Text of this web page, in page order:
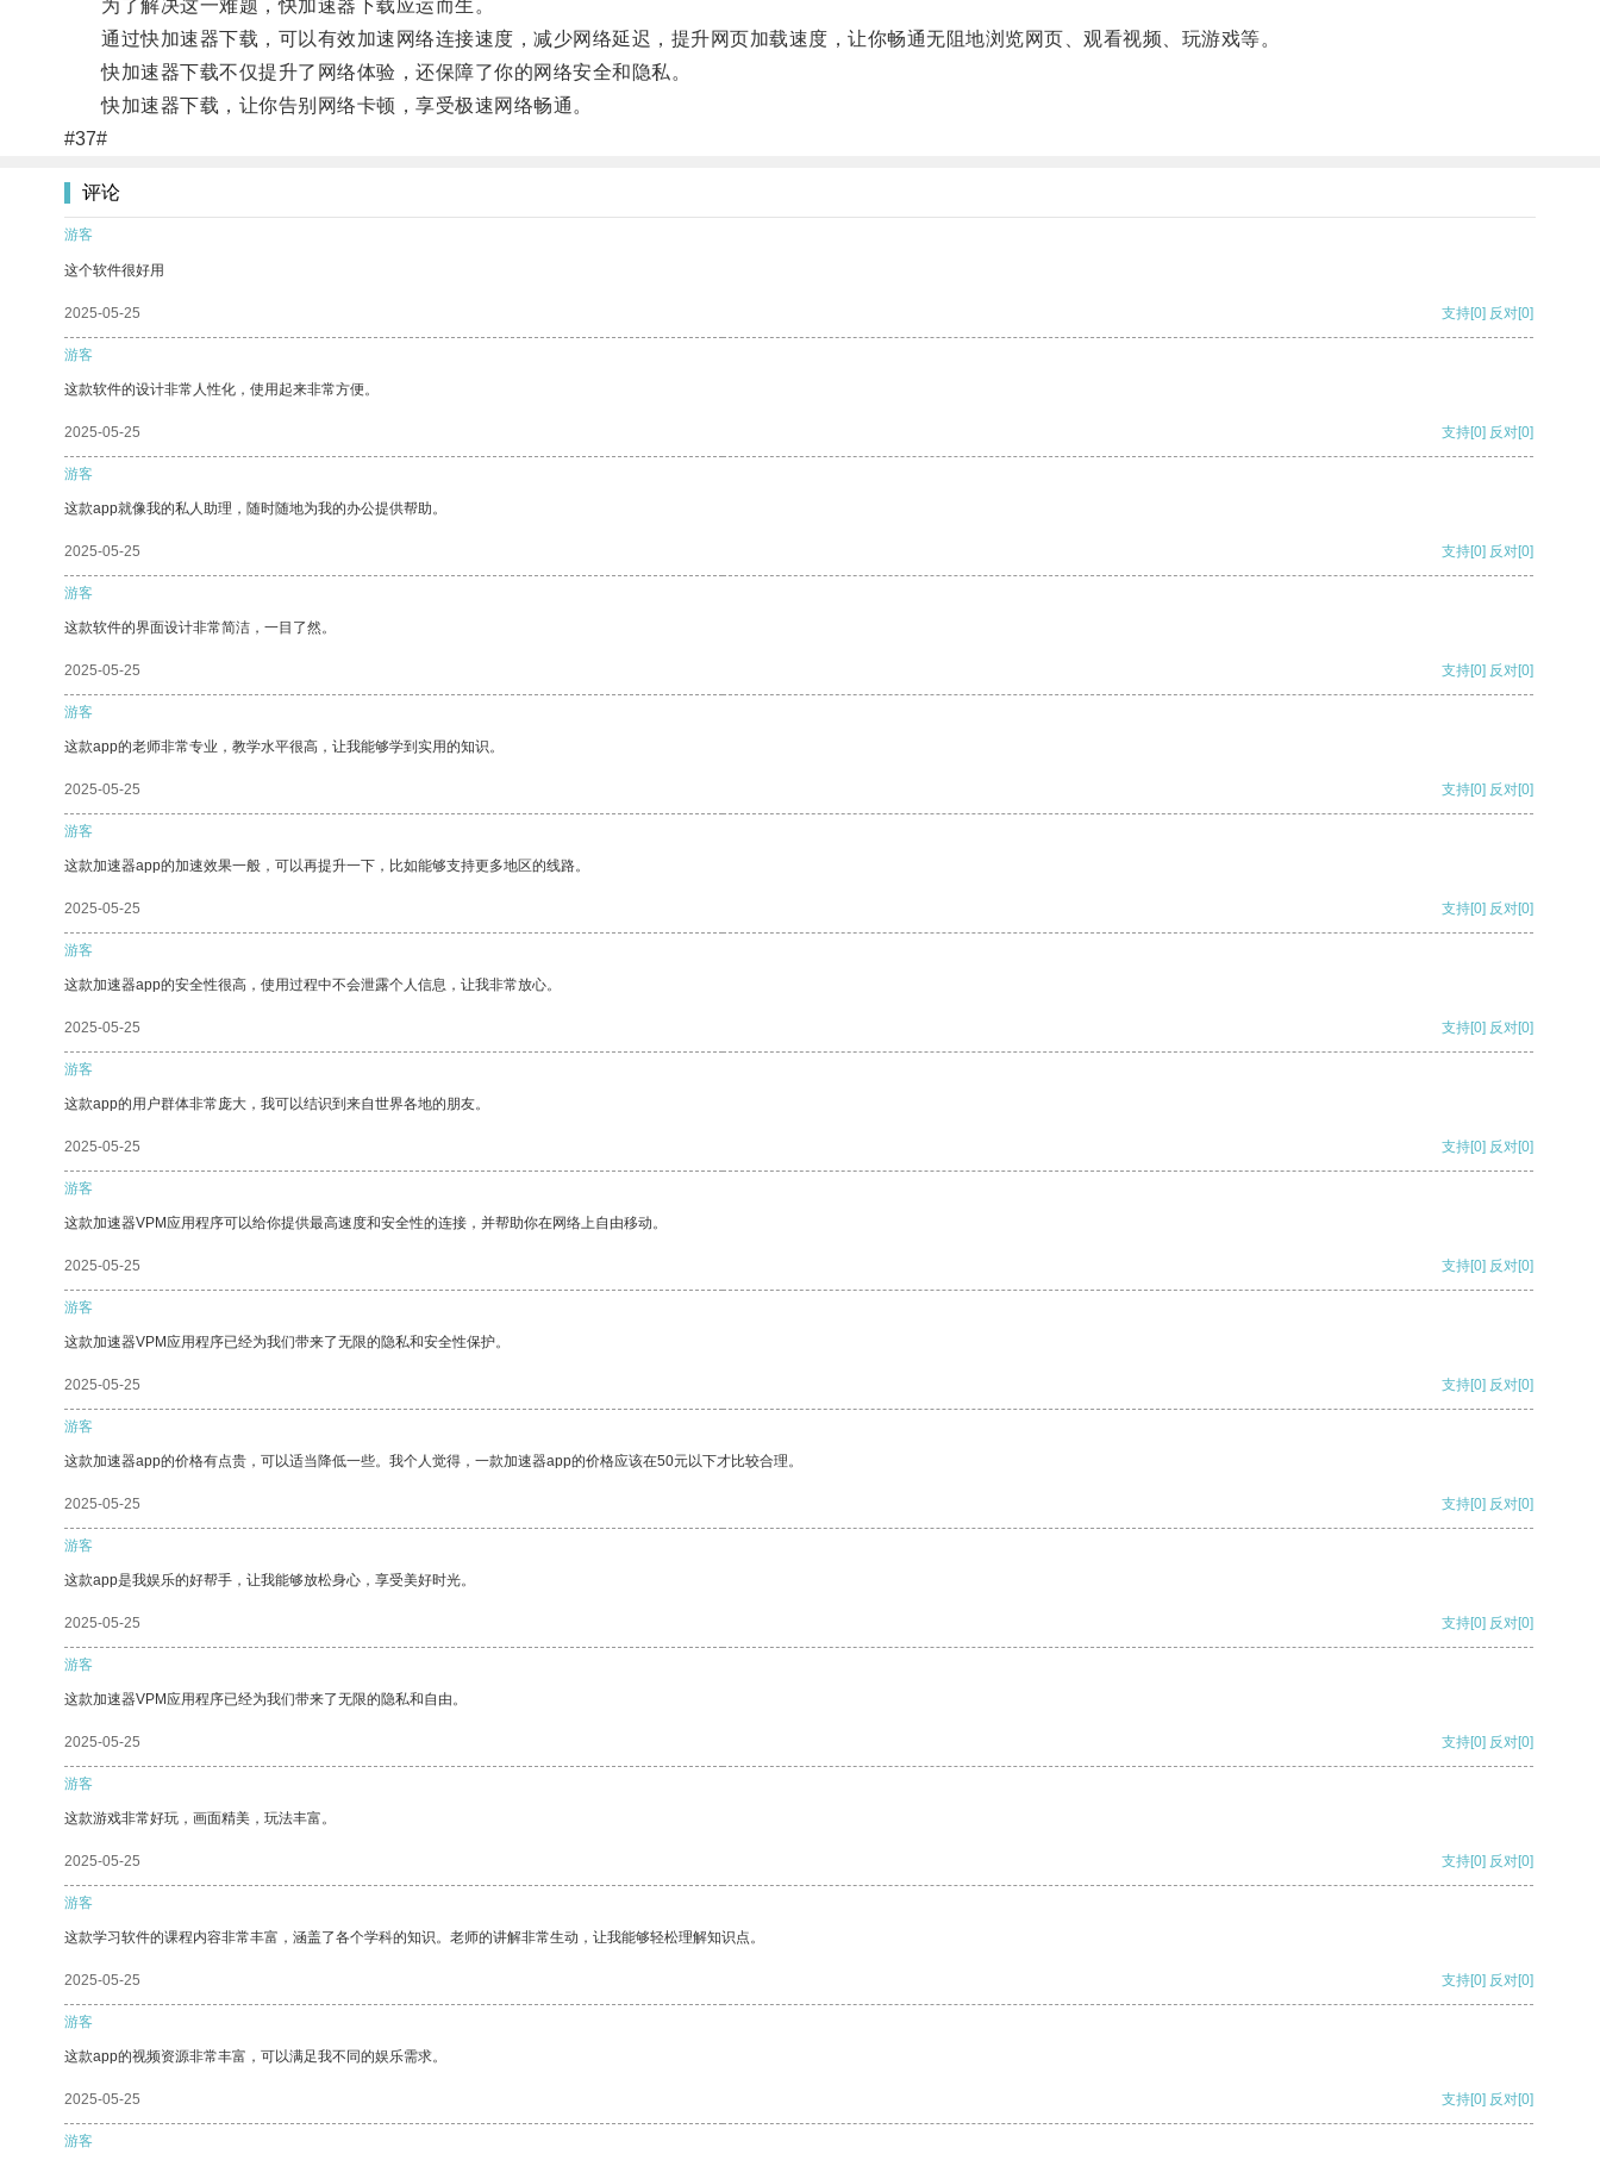
为了解决这一难题，快加速器下载应运而生。
通过快加速器下载，可以有效加速网络连接速度，减少网络延迟，提升网页加载速度，让你畅通无阻地浏览网页、观看视频、玩游戏等。
快加速器下载不仅提升了网络体验，还保障了你的网络安全和隐私。
快加速器下载，让你告别网络卡顿，享受极速网络畅通。
#37#
评论
游客
这个软件很好用
2025-05-25 支持[0] 反对[0]
游客
这款软件的设计非常人性化，使用起来非常方便。
2025-05-25 支持[0] 反对[0]
游客
这款app就像我的私人助理，随时随地为我的办公提供帮助。
2025-05-25 支持[0] 反对[0]
游客
这款软件的界面设计非常简洁，一目了然。
2025-05-25 支持[0] 反对[0]
游客
这款app的老师非常专业，教学水平很高，让我能够学到实用的知识。
2025-05-25 支持[0] 反对[0]
游客
这款加速器app的加速效果一般，可以再提升一下，比如能够支持更多地区的线路。
2025-05-25 支持[0] 反对[0]
游客
这款加速器app的安全性很高，使用过程中不会泄露个人信息，让我非常放心。
2025-05-25 支持[0] 反对[0]
游客
这款app的用户群体非常庞大，我可以结识到来自世界各地的朋友。
2025-05-25 支持[0] 反对[0]
游客
这款加速器VPM应用程序可以给你提供最高速度和安全性的连接，并帮助你在网络上自由移动。
2025-05-25 支持[0] 反对[0]
游客
这款加速器VPM应用程序已经为我们带来了无限的隐私和安全性保护。
2025-05-25 支持[0] 反对[0]
游客
这款加速器app的价格有点贵，可以适当降低一些。我个人觉得，一款加速器app的价格应该在50元以下才比较合理。
2025-05-25 支持[0] 反对[0]
游客
这款app是我娱乐的好帮手，让我能够放松身心，享受美好时光。
2025-05-25 支持[0] 反对[0]
游客
这款加速器VPM应用程序已经为我们带来了无限的隐私和自由。
2025-05-25 支持[0] 反对[0]
游客
这款游戏非常好玩，画面精美，玩法丰富。
2025-05-25 支持[0] 反对[0]
游客
这款学习软件的课程内容非常丰富，涵盖了各个学科的知识。老师的讲解非常生动，让我能够轻松理解知识点。
2025-05-25 支持[0] 反对[0]
游客
这款app的视频资源非常丰富，可以满足我不同的娱乐需求。
2025-05-25 支持[0] 反对[0]
游客